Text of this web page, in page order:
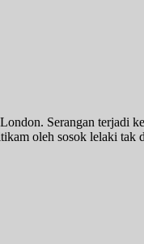
Serangan terjadi
oleh sosok lelaki